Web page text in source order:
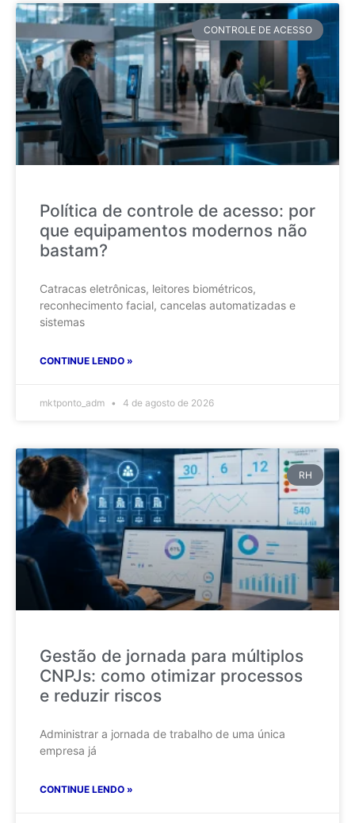
CONTROLE DE ACESSO
Política de controle de acesso: por
que equipamentos modernos não
bastam?
Catracas eletrônicas, leitores biométricos,
reconhecimento facial, cancelas automatizadas e
sistemas
CONTINUE LENDO »
mktponto_adm 4 de agosto de 2026
RH
Gestão de jornada para múltiplos
CNPJs: como otimizar processos
e reduzir riscos
Administrar a jornada de trabalho de uma única
empresa já
CONTINUE LENDO »